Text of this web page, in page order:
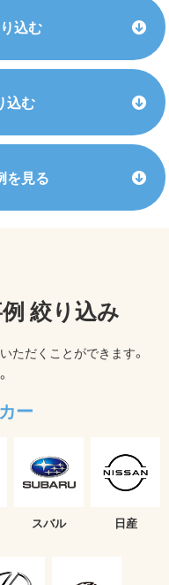
込む
込む
を見る
絞り込み
ただくことができます。
ー
スバル 日産